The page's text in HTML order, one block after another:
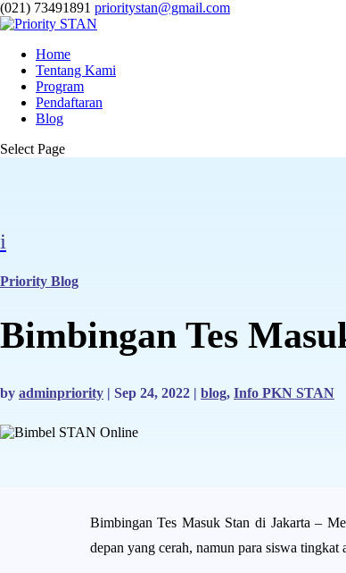
(021) 73491891 prioritystan@gmail.com
Home
Tentang Kami
Program
Pendaftaran
Blog
Select Page
i
Priority Blog
Bimbingan Tes
by adminpriority | Sep 24, 2022 | blog, Info PKN STAN
Bimbingan Tes Masuk Stan di Jakarta –
depan yang cerah, namun para siswa